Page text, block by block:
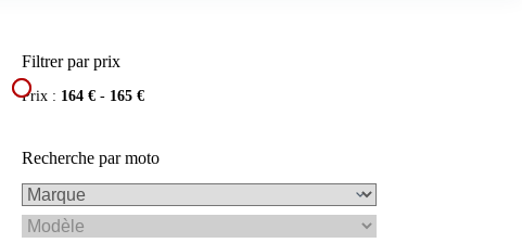
Filtrer par prix
Prix : 164 € - 165 €
Recherche par moto